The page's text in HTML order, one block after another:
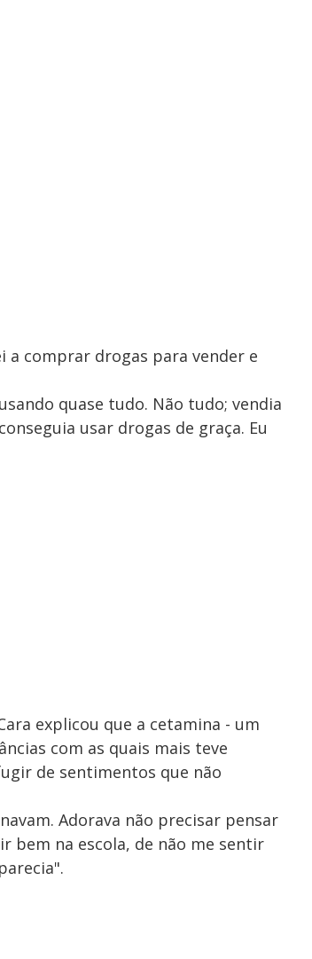
a comprar drogas para vender e
quase tudo. Não tudo; vendia
usar drogas de graça. Eu
explicou que a cetamina - um
com as quais mais teve
de sentimentos que não
Adorava não precisar pensar
bem na escola, de não me sentir